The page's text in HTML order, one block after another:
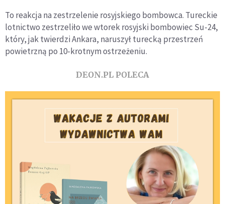
To reakcja na zestrzelenie rosyjskiego bombowca. Tureckie
lotnictwo zestrzeliło we wtorek rosyjski bombowiec Su-24,
który, jak twierdzi Ankara, naruszył turecką przestrzeń
powietrzną po 10-krotnym ostrzeżeniu.
DEON.PL POLECA